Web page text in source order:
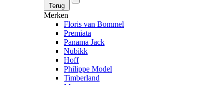
Terug
Merken
Floris van Bommel
Premiata
Panama Jack
Nubikk
Hoff
Philippe Model
Timberland